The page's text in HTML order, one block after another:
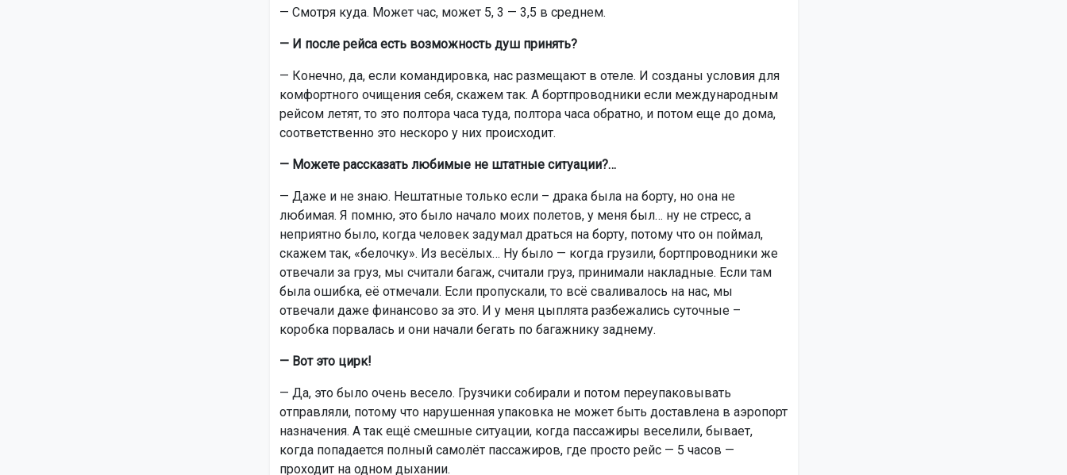
— Смотря куда. Может час, может 5, 3 — 3,5 в среднем.
— И после рейса есть возможность душ принять?
— Конечно, да, если командировка, нас размещают в отеле. И созданы условия для
комфортного очищения себя, скажем так. А бортпроводники если международным
рейсом летят, то это полтора часа туда, полтора часа обратно, и потом еще до дома,
соответственно это нескоро у них происходит.
— Можете рассказать любимые не штатные ситуации?…
— Даже и не знаю. Нештатные только если – драка была на борту, но она не
любимая. Я помню, это было начало моих полетов, у меня был… ну не стресс, а
неприятно было, когда человек задумал драться на борту, потому что он поймал,
скажем так, «белочку». Из весёлых… Ну было — когда грузили, бортпроводники же
отвечали за груз, мы считали багаж, считали груз, принимали накладные. Если там
была ошибка, её отмечали. Если пропускали, то всё сваливалось на нас, мы
отвечали даже финансово за это. И у меня цыплята разбежались суточные –
коробка порвалась и они начали бегать по багажнику заднему.
— Вот это цирк!
— Да, это было очень весело. Грузчики собирали и потом переупаковывать
отправляли, потому что нарушенная упаковка не может быть доставлена в аэропорт
назначения. А так ещё смешные ситуации, когда пассажиры веселили, бывает,
когда попадается полный самолёт пассажиров, где просто рейс — 5 часов —
проходит на одном дыхании.